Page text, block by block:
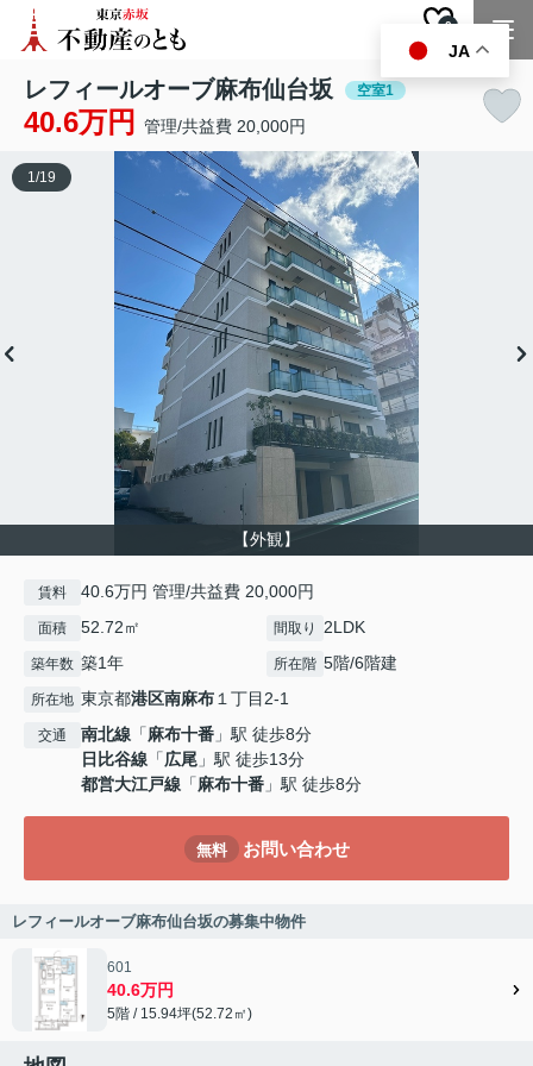
お気に入り
0
レフィールオーブ麻布仙台坂 空室1
40.6万円 管理/共益費 20,000円
【外観】
1/19
賃料 40.6万円 管理/共益費 20,000円
面積 52.72㎡ 間取り 2LDK
築年数 築1年 所在階 5階/6階建
所在地 東京都港区南麻布１丁目2-1
交通 南北線 「麻布十番 」駅 徒歩8分
日比谷線 「広尾 」駅 徒歩13分
都営大江戸線 「麻布十番 」駅 徒歩8分
無料 お問い合わせ
レフィールオーブ麻布仙台坂の募集中物件
601
40.6万円
5階 / 15.94坪(52.72㎡)
JA